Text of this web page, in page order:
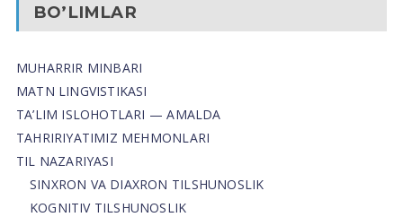
BO’LIMLAR
MUHARRIR MINBARI
MATN LINGVISTIKASI
TA’LIM ISLOHOTLARI — AMALDA
TAHRIRIYATIMIZ MEHMONLARI
TIL NAZARIYASI
SINXRON VA DIAXRON TILSHUNOSLIK
KOGNITIV TILSHUNOSLIK